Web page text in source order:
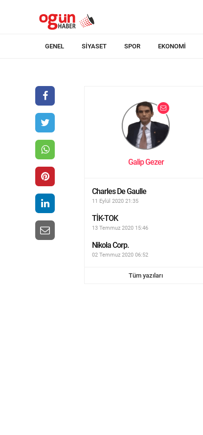
GENEL SIYASET SPOR EKONOMI
Galip Gezer
Charles De Gaulle
11 Eylül 2020 21:35
TİK-TOK
13 Temmuz 2020 15:46
Nikola Corp.
02 Temmuz 2020 06:52
Tüm yazıları